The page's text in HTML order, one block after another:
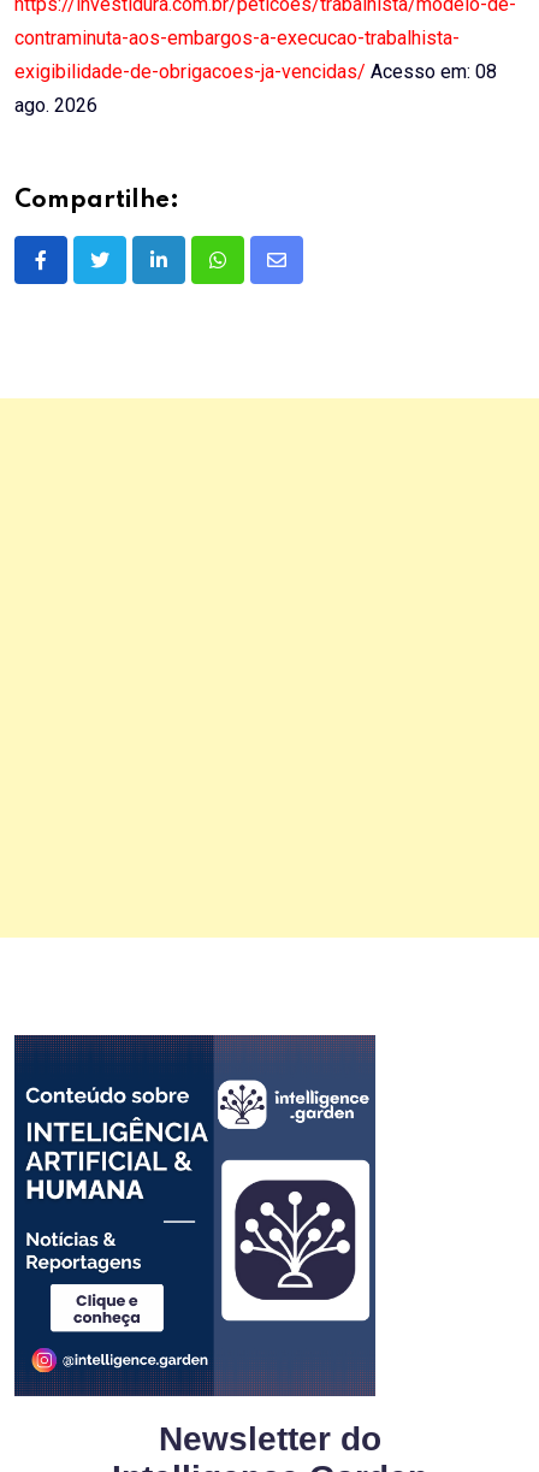
https://investidura.com.br/peticoes/trabalhista/modelo-de-
contraminuta-aos-embargos-a-execucao-trabalhista-
exigibilidade-de-obrigacoes-ja-vencidas/ Acesso em: 08
ago. 2026
Compartilhe:
LinkedInWhatsappShare